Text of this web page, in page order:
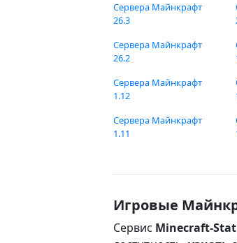
Сервера Майнкрафт
26.3
Сервера Майнкрафт
26.2
Сервера Майнкрафт
1.12
Сервера Майнкрафт
1.11
Игровые
Сервис Minecraft-